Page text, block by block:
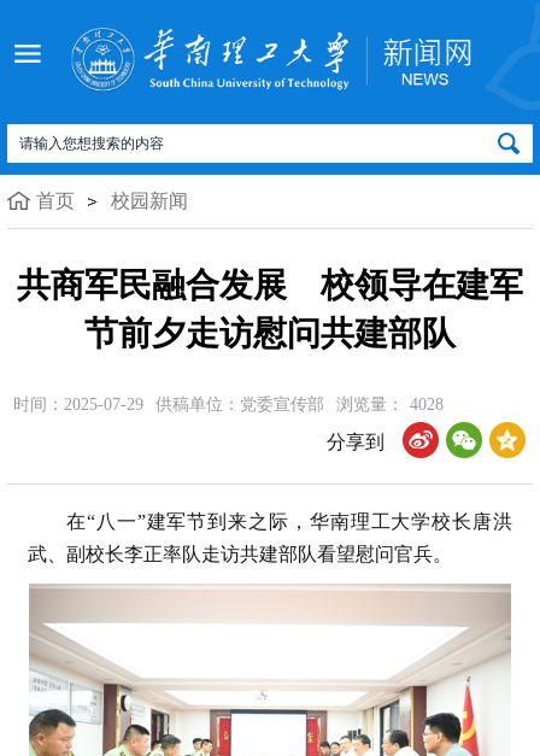
首页 校园新闻
共商军民融合发展 校领导在建军
节前夕走访慰问共建部队
时间：2025-07-29 供稿单位：党委宣传部 浏览量： 4028
分享到
在“八一”建军节到来之际，华南理工大学校长唐洪
武、副校长李正率队走访共建部队看望慰问官兵。